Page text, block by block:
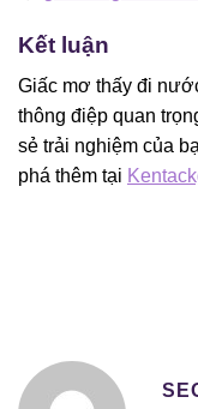
Kết luận
Giấc mơ thấy đi
thông điệp quan
sẻ trải nghiệm của
phá thêm tại